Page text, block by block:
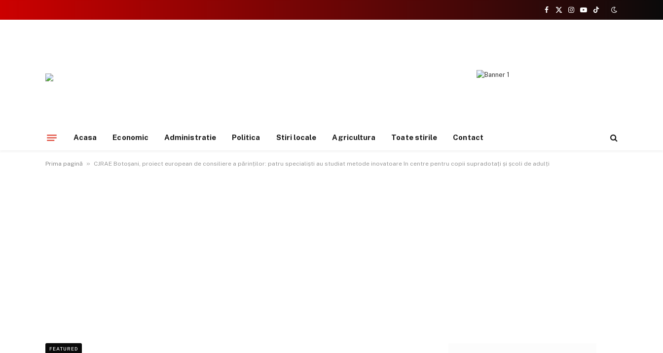
Facebook
X
Instagram
YouTubeTikTok
Acasa Economic Administratie Politica Stiri locale Agricultura Toate stirile Contact
Prima pagină » CJRAE Botoșani, proiect european de consiliere a părinților: patru specialiști au studiat metode inovatoare în centre pentru copii supradotați și școli de adulți
FEATURED